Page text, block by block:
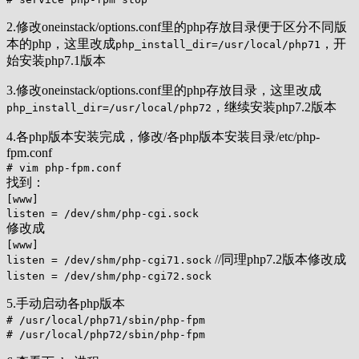
2.修改oneinstack/options.conf里的php存放目录便于区分不同版
本的php，这里改成php_install_dir=/usr/local/php71
，开
始安装php7.1版本
3.修改oneinstack/options.conf里的php存放目录，这里改成
php_install_dir=/usr/local/php72 ，继续安装php7.2版本
4.各php版本安装完成，修改/各php版本安装目录/etc/php-
fpm.conf
# vim php-fpm.conf
找到：
[www]
listen = /dev/shm/php-cgi.sock
修改成
[www]
listen = /dev/shm/php-cgi71.sock //同理php7.2版本修改成
listen = /dev/shm/php-cgi72.sock
5.手动启动各php版本
# /usr/local/php71/sbin/php-fpm
# /usr/local/php72/sbin/php-fpm